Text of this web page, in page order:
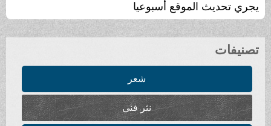
يجري تحديث الموقع أسبوعيا
تصنيفات
شعر
نثر فني